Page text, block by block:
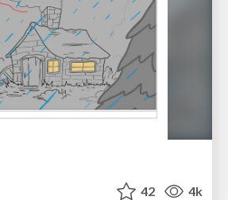
42 4k